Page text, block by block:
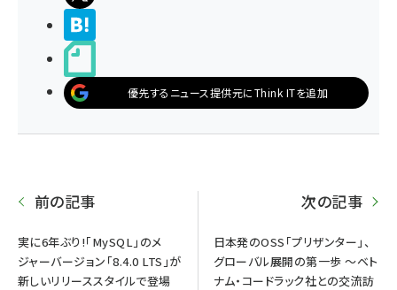
優先するニュース提供元にThink ITを追加
前の記事
実に6年ぶり!「MySQL」のメ
ジャーバージョン「8.4.0 LTS」が
新しいリリーススタイルで登場
次の記事
日本発のOSS「プリザンター」、
グローバル展開の第一歩 〜ベト
ナム・コードラック社との交流訪